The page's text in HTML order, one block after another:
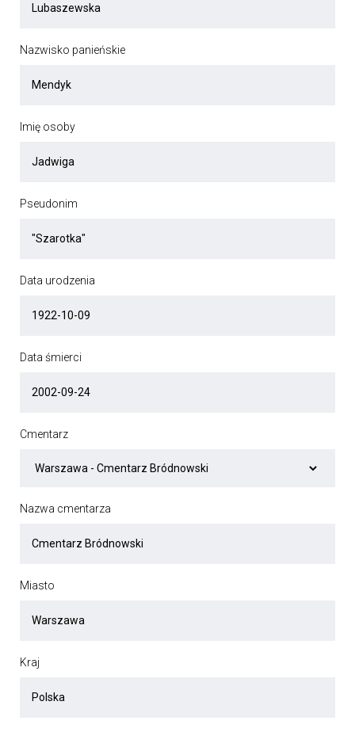
Nazwisko panieńskie
Imię osoby
Pseudonim
Data urodzenia
Data śmierci
Cmentarz
Nazwa cmentarza
Miasto
Kraj